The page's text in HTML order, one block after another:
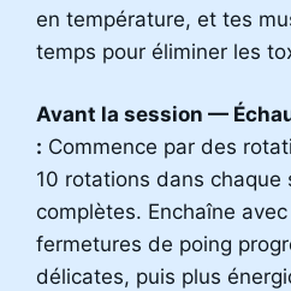
en température, et tes
temps pour éliminer les
Avant la session —
: Commence par des
10 rotations dans chaque
complètes. Enchaîne
fermetures de poing
délicates, puis plus